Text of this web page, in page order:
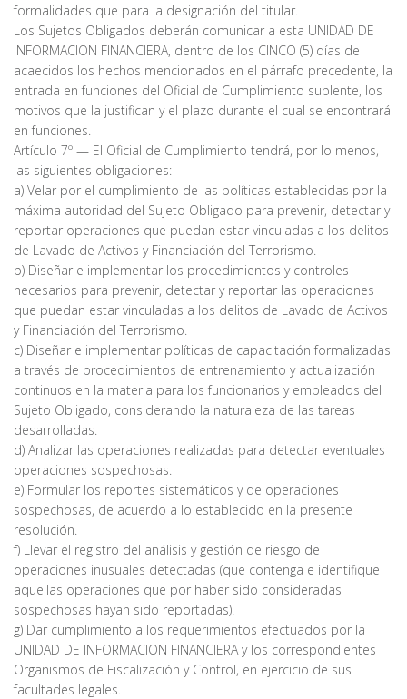
formalidades que para la designación del titular.
Los Sujetos Obligados deberán comunicar a esta UNIDAD DE
INFORMACION FINANCIERA, dentro de los CINCO (5) días de
acaecidos los hechos mencionados en el párrafo precedente, la
entrada en funciones del Oficial de Cumplimiento suplente, los
motivos que la justifican y el plazo durante el cual se encontrará
en funciones.
Artículo 7º — El Oficial de Cumplimiento tendrá, por lo menos,
las siguientes obligaciones:
a) Velar por el cumplimiento de las políticas establecidas por la
máxima autoridad del Sujeto Obligado para prevenir, detectar y
reportar operaciones que puedan estar vinculadas a los delitos
de Lavado de Activos y Financiación del Terrorismo.
b) Diseñar e implementar los procedimientos y controles
necesarios para prevenir, detectar y reportar las operaciones
que puedan estar vinculadas a los delitos de Lavado de Activos
y Financiación del Terrorismo.
c) Diseñar e implementar políticas de capacitación formalizadas
a través de procedimientos de entrenamiento y actualización
continuos en la materia para los funcionarios y empleados del
Sujeto Obligado, considerando la naturaleza de las tareas
desarrolladas.
d) Analizar las operaciones realizadas para detectar eventuales
operaciones sospechosas.
e) Formular los reportes sistemáticos y de operaciones
sospechosas, de acuerdo a lo establecido en la presente
resolución.
f) Llevar el registro del análisis y gestión de riesgo de
operaciones inusuales detectadas (que contenga e identifique
aquellas operaciones que por haber sido consideradas
sospechosas hayan sido reportadas).
g) Dar cumplimiento a los requerimientos efectuados por la
UNIDAD DE INFORMACION FINANCIERA y los correspondientes
Organismos de Fiscalización y Control, en ejercicio de sus
facultades legales.